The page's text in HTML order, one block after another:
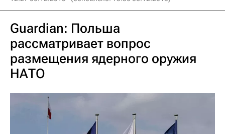
Guardian: Польша
рассматривает вопрос
размещения ядерного оружия
НАТО